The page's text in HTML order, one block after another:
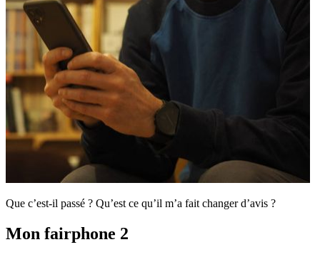
Que c’est-il passé ? Qu’est ce qu’il m’a fait changer d’avis ?
Mon fairphone 2